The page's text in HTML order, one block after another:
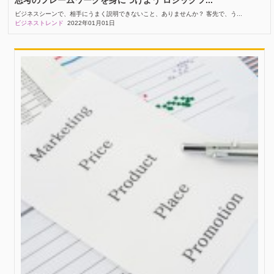
ビジネスシーンで、相手にうまく説明できないこと、ありませんか？ 客先で、う...
ビジネストレンド
2022年01月01日